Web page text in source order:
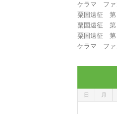
ケラマ ファ
粟国遠征 第
粟国遠征 第
粟国遠征 第
ケラマ ファ
日 月